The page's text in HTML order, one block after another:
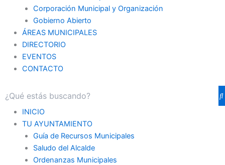
Corporación Municipal y Organización
Gobierno Abierto
ÁREAS MUNICIPALES
DIRECTORIO
EVENTOS
CONTACTO
INICIO
TU AYUNTAMIENTO
Guía de Recursos Municipales
Saludo del Alcalde
Ordenanzas Municipales